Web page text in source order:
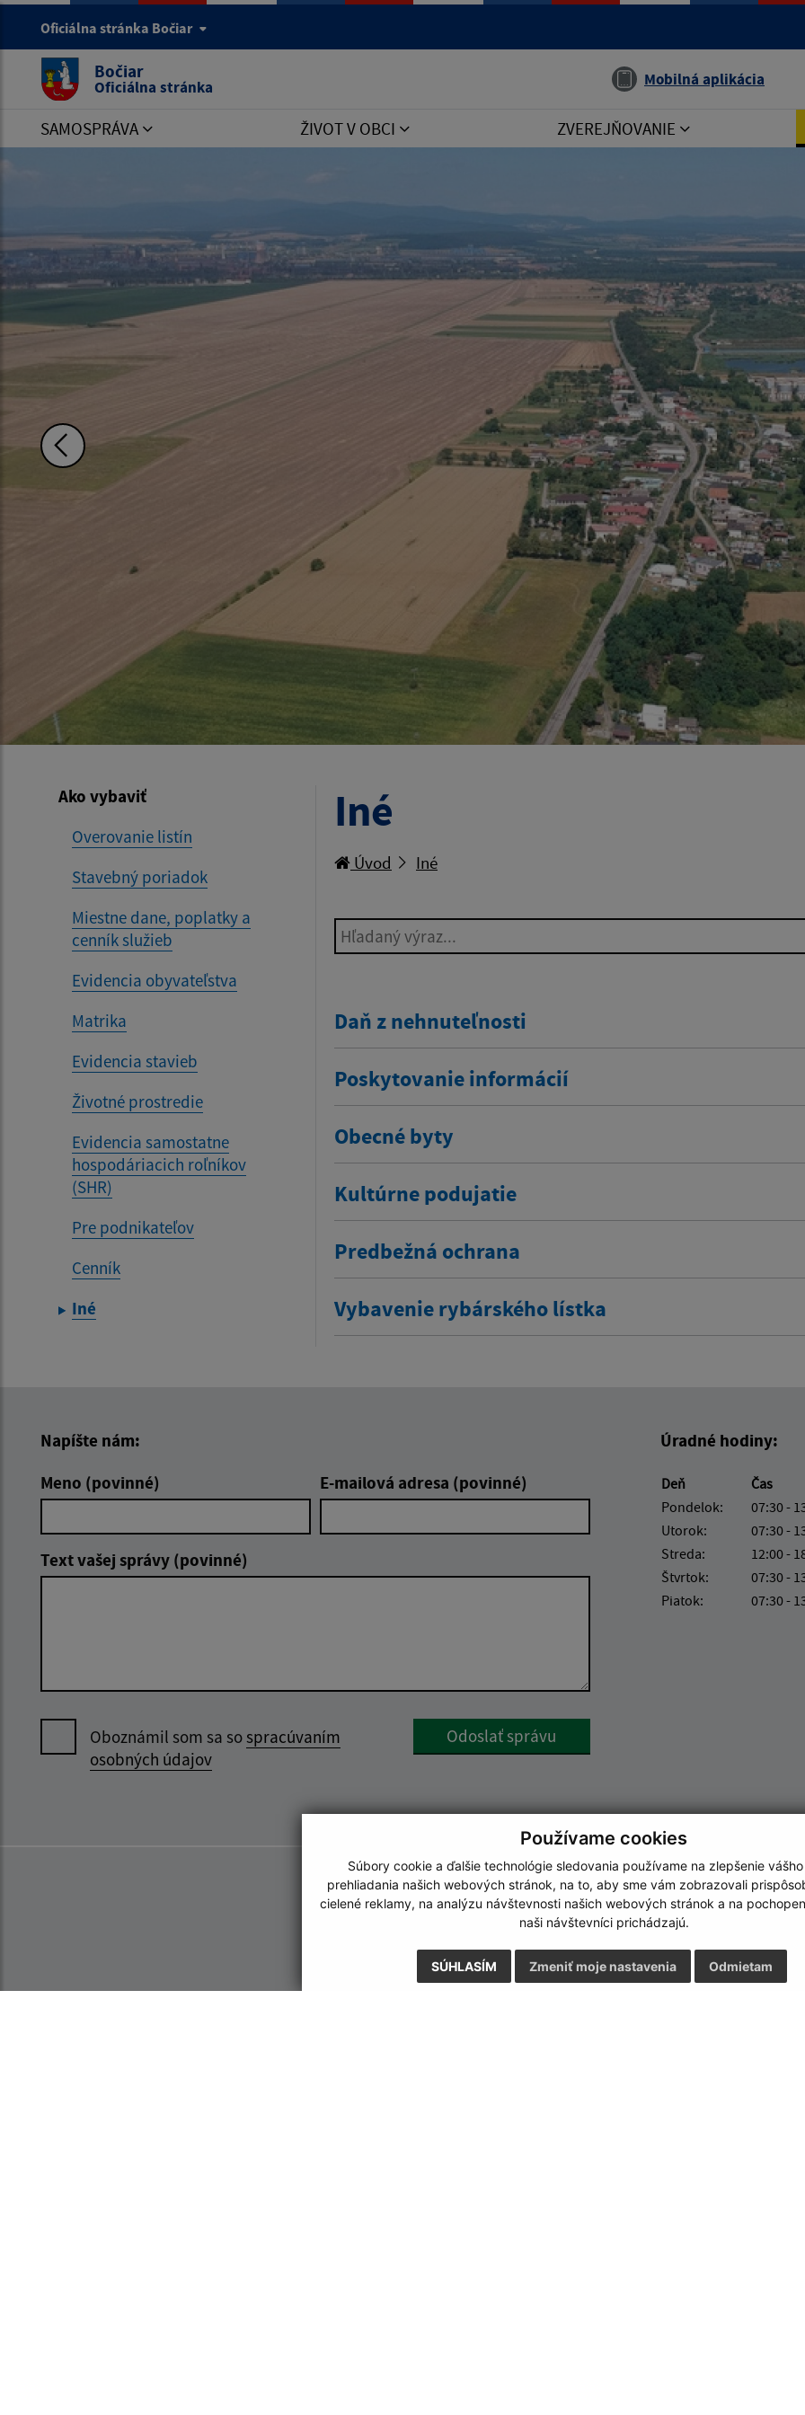
Používame cookies
Súbory cookie a ďalšie technológie sledovania používame na zlepšenie
prehliadania našich webových stránok, na to, aby sme vám zobrazovali
cielené reklamy, na analýzu návštevnosti našich webových stránok a na
naši návštevníci prichádzajú.
SÚHLASÍM Odmietam
Zmeniť moje nastavenia
Oficiálna stránka Bočiar
Bočiar
Oficiálna stránka Mobilná aplikácia
SAMOSPRÁVA ŽIVOT V OBCI ZVEREJŇOVANIE
Ako vybaviť
Overovanie listín
Stavebný poriadok
Miestne dane, poplatky a
cenník služieb
Evidencia obyvateľstva
Matrika
Evidencia stavieb
Životné prostredie
Evidencia samostatne
hospodáriacich roľníkov
(SHR)
Pre podnikateľov
Cenník
Iné
Iné
Úvod Iné
Hľadaný výraz...
Daň z nehnuteľnosti
Poskytovanie informácií
Obecné byty
Kultúrne podujatie
Predbežná ochrana
Vybavenie rybárského lístka
Napíšte nám:
Meno (povinné)
E-mailová adresa (povinné)
Text vašej správy (povinné)
Oboznámil som sa sospracúvaním
osobných údajov
Odoslať správu
Úradné hodiny:
Deň
Čas
Pondelok:
07:30 -
Utorok:
07:30 -
Streda:
12:00 -
Štvrtok:
07:30 -
Piatok:
07:30 -